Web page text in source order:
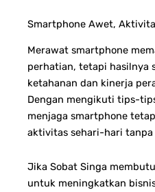
Smartphone Awet,
Merawat smartphone
perhatian, tetapi hasilnya
ketahanan dan kinerja
Dengan mengikuti tips-
menjaga smartphone
aktivitas sehari-hari tanpa
Jika Sobat Singa
untuk meningkatkan